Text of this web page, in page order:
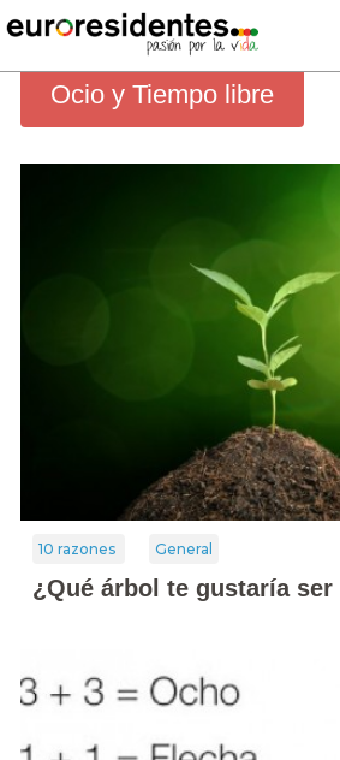
Ocio y Tiempo libre
10 razones General
¿Qué árbol te gustaría